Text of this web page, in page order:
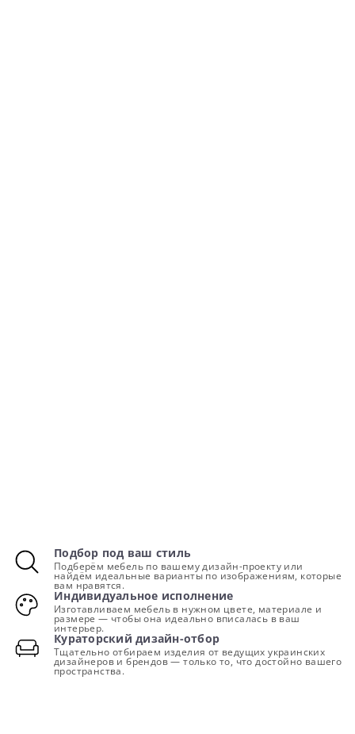
Подбор под ваш стиль
Подберём мебель по вашему дизайн-проекту или
найдём идеальные варианты по изображениям, которые
вам нравятся.
Индивидуальное исполнение
Изготавливаем мебель в нужном цвете, материале и
размере — чтобы она идеально вписалась в ваш
интерьер.
Кураторский дизайн-отбор
Тщательно отбираем изделия от ведущих украинских
дизайнеров и брендов — только то, что достойно вашего
пространства.